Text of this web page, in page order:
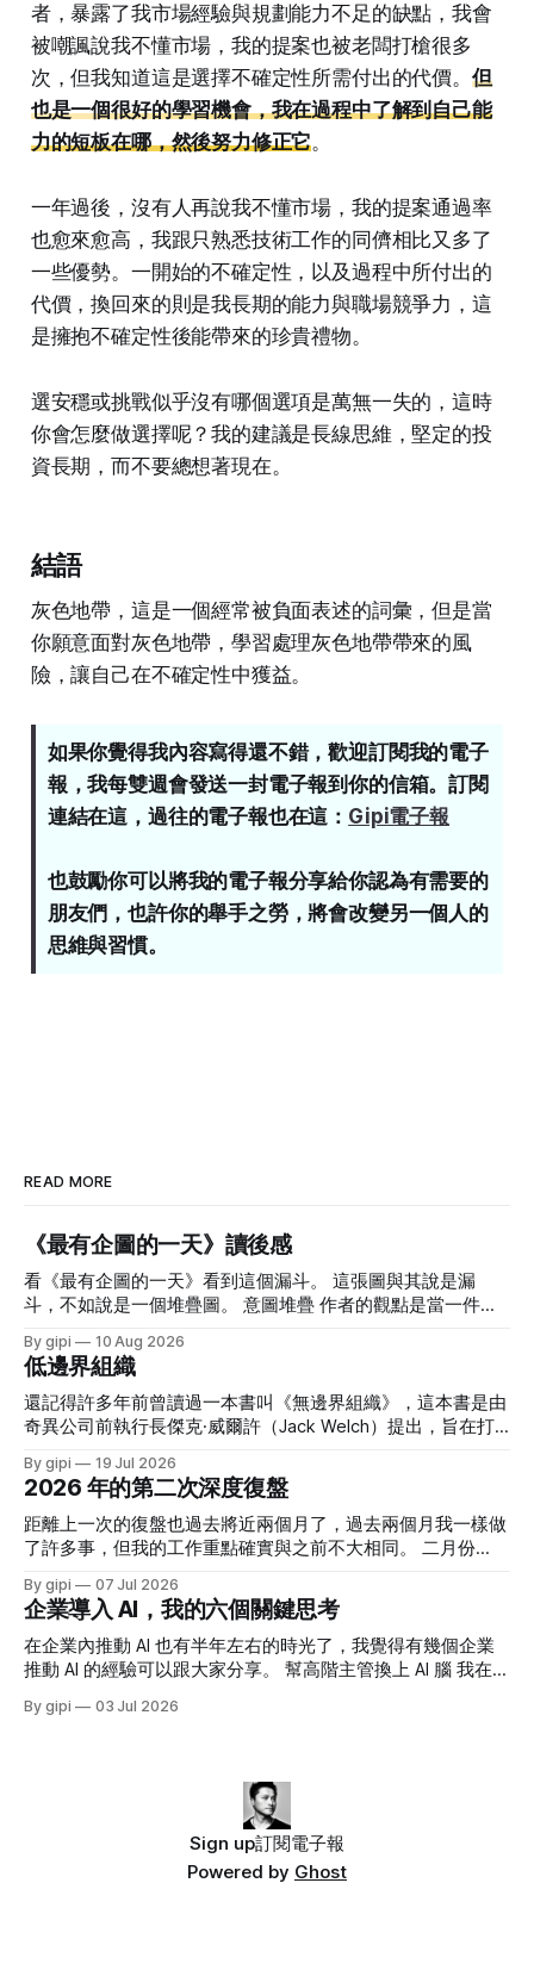
者，暴露了我市場經驗與規劃能力不足的缺點，我會
被嘲諷說我不懂市場，我的提案也被老闆打槍很多
次，但我知道這是選擇不確定性所需付出的代價。 但
也是一個很好的學習機會，我在過程中了解到自己能
力的短板在哪，然後努力修正它。
一年過後，沒有人再說我不懂市場，我的提案通過率
也愈來愈高，我跟只熟悉技術工作的同儕相比又多了
一些優勢。一開始的不確定性，以及過程中所付出的
代價，換回來的則是我長期的能力與職場競爭力，這
是擁抱不確定性後能帶來的珍貴禮物。
選安穩或挑戰似乎沒有哪個選項是萬無一失的，這時
你會怎麼做選擇呢？我的建議是長線思維，堅定的投
資長期，而不要總想著現在。
結語
灰色地帶，這是一個經常被負面表述的詞彙，但是當
你願意面對灰色地帶，學習處理灰色地帶帶來的風
險，讓自己在不確定性中獲益。
如果你覺得我內容寫得還不錯，歡迎訂閱我的電子
報，我每雙週會發送一封電子報到你的信箱。訂閱
連結在這，過往的電子報也在這： Gipi電子報
也鼓勵你可以將我的電子報分享給你認為有需要的
朋友們，也許你的舉手之勞，將會改變另一個人的
思維與習慣。
READ MORE
《最有企圖的一天》讀後感
看《最有企圖的一天》看到這個漏斗。 這張圖與其說是漏
斗，不如說是一個堆疊圖。 意圖堆疊 作者的觀點是當一件事
契合，而你也設定了計畫要來完成他，那在即將要做的這個當
下，你的意圖會極大化，這就是所謂的「意圖堆疊」。 我很
重視助人成功，所以我在思考工作時總會往能影響更多人，解
決更難的問題的角度思考。我選擇了教育產業，選擇擔任講
入餐飲業，思考策略時往能改善門市現場，又能兼顧總部營運
的方向發展。 助人成功是我的價值觀，影響更多人，解決更
難的問題是我的優先事項。 我會找到符合這兩者的公司加
入，因為與公司方向契合，所以設定目標時便有機會趨於一
疊，反之，意圖很可能會遭到打斷。 意圖持續時間 而「意圖
的持續時間」概念是什麼呢？ 如果你只是當下想到要做，那
意圖的持續時間是最短暫的，可能就是當下那一秒，可過了這
個時間點，你的意圖可能就會消失了。舉個例子來說，我們都
By gipi 10 Aug 2026
低邊界組織
還記得許多年前曾讀過一本書叫《無邊界組織》，這本書是由
奇異公司前執行長傑克·威爾許（Jack Welch）提出，旨在打
間的藩籬，以促進靈活性、創新和知識流動。 當年讀這本書
時覺得這概念很好，但 我也知道奇異本質上仍是一個高度強
勢、績效導向、中心權力清楚的大型企業。無邊界並不等於弱
化管理，反而是在強烈目標與績效要求下，移除妨礙執行的障
的一種政令宣達 - 你們要好好合作，你們不要樹立穀倉。 思
考的起源 最近因 AI 引入組織內，讓我對企業的組織分工與架
構設計有了許多思考。近幾個月陸續有幾個人問我：「你覺得
AI 時代的組織架構會如何演進？會變得更扁平嗎？」 對於組
標。」(關於組織架構設計，可以參考：公司部門組織架構有
最常被談論的問題就是「工程師要被 AI 取代了」、「AI
By gipi 19 Jul 2026
2026 年的第二次深度復盤
距離上一次的復盤也過去將近兩個月了，過去兩個月我一樣做
了許多事，但我的工作重點確實與之前不大相同。 二月份
可能，也讓我重拾對工作的深度熱情。而六月份則是在熱情稍
稍消退，回歸客觀思考的一個過渡期。 四月份，我正式接任
方圓策略長一職，把自己的角色放在思考三五年以上的策略。
雖然還在適應中，但我還是有蠻多收穫的。很多艱難的決策是
實。 五六月份，我投入在方圓的時間超過三百小時，這讓我
月份，我跟一家合作很久的企業主提案，取消預計要上的年度
課程，而是回到原先授課預計要解決的問題思考。我建議我們
直接把課程改成系統顧問案，因為他們遭遇的問題其實完全可
By gipi 07 Jul 2026
企業導入 AI，我的六個關鍵思考
在企業內推動 AI 也有半年左右的時光了，我覺得有幾個企業
推動 AI 的經驗可以跟大家分享。 幫高階主管換上 AI 腦 我在五
變》。 很多老闆都在談 AI 的重要性，可他們多數的 AI 知識都
高階主管處於這種狀態，公司的各種決策很難進入 AI 時代。
他們的習慣用語會是： 「這不是用 AI 做一下就好了。」 「我
朋友跟我說，這個 AI 就能搞定了。」 「我昨天在網路上看到
人家說，這東西 AI 五分鐘做出來。」 「我看新聞，某某公司
導入 AI 後砍了幾百人。」 高階對新科技的一知半解，
By gipi 03 Jul 2026
Sign up訂閱電子報
Powered by Ghost